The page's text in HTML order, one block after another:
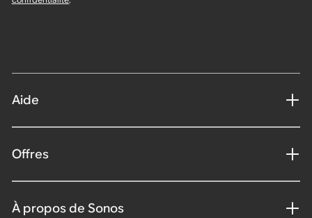
Aide
Offres
À propos de Sonos